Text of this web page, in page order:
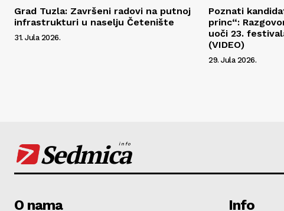
Grad Tuzla: Završeni radovi na putnoj
infrastrukturi u naselju Četenište
31. Jula 2026.
Poznati
princ“:
uoči 23.
(VIDEO)
29. Jula 2026.
Sedmica
info
O nama Info